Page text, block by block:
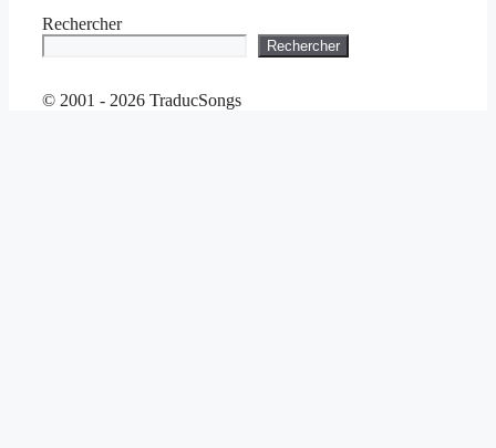
Rechercher
Rechercher
© 2001 - 2026 TraducSongs